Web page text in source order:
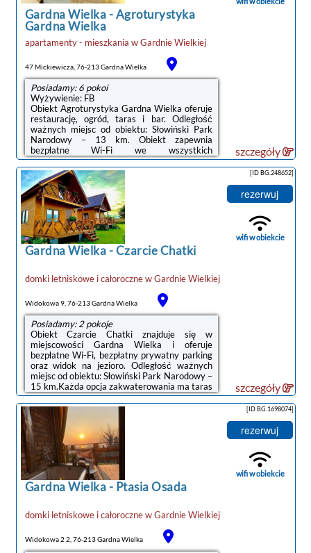
noclegi Gardna Wielka
Gardna Wielka-Agroturystyka
Gardna Wielka
apartamenty - mieszkania wGardnie Wielkiej
47 Mickiewicza, 76-213 Gardna Wielka
Posiadamy: 6 pokoi
Wyżywienie: FB
Obiekt Agroturystyka Gardna Wielka oferuje
restaurację, ogród, taras i bar. Odległość
ważnych miejsc od obiektu: Słowiński Park
Narodowy – 13 km. Obiekt zapewnia
bezpłatne Wi-Fi we wszystkich
pomieszczeniach. Na terenie obiektu
dostępny jest też prywatny parking.Na
miejscu zapewniono kuchnię z pełnym
wyposażeniem, w tym lodówką i czajnikiem, a
także telewizor z płaskim ekranem oraz
prywatną łazienkę z prysznicem.Na miejscu
serwowane jest śniadanie w formie
bufetu.Obiekt dysponuje placem zabaw.W
obiekcie Goście mogą grać w tenisa
stołowego. Okolica cieszy się popularnością ...
szczegóły
Gardna Wielka-Czarcie Chatki
domki letniskowe i całorocznewGardnie Wielkiej
Widokowa 9, 76-213 Gardna Wielka
Posiadamy: 2 pokoje
Obiekt Czarcie Chatki znajduje się w
miejscowości Gardna Wielka i oferuje
bezpłatne Wi-Fi, bezpłatny prywatny parking
oraz widok na jezioro. Odległość ważnych
miejsc od obiektu: Słowiński Park Narodowy –
15 km.Każda opcja zakwaterowania ma taras
i wyposażona jest w telewizor z płaskim
ekranem. We wszystkich opcjach znajduje się
kuchnia z pełnym wyposażeniem, w tym
lodówką, jak również kominek, część
wypoczynkowa z rozkładaną sofą oraz
prywatna łazienka z prysznicem i bezpłatnym
zestawem kosmetyków. Wyposażenie
obejmuje również płytę kuchenną, toster,
ekspres ...
[ID BG.248652]
rezerwuj
wifi w obiekcie
szczegóły
Gardna Wielka- Ptasia Osada
domki letniskowe i całorocznewGardnie Wielkiej
Widokowa 2 2, 76-213 Gardna Wielka
[ID BG.1698074]
rezerwuj
wifi w obiekcie